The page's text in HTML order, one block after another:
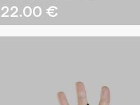
22.00 €